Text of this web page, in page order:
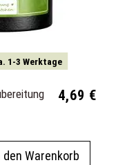
1-3 Werktage
4,69 €
den Warenkorb